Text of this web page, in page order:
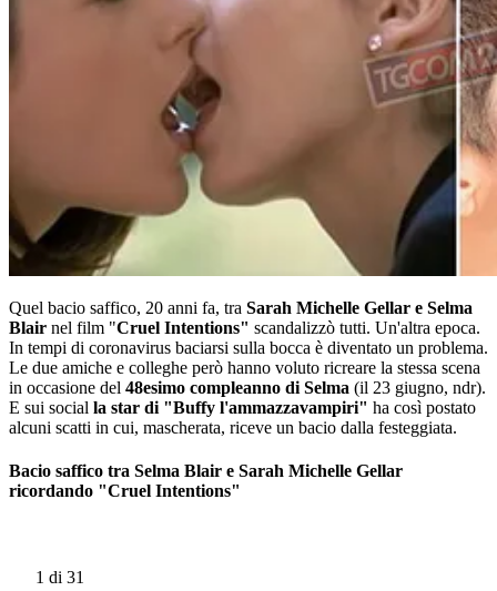
Quel bacio saffico, 20 anni fa, tra Sarah Michelle Gellar e Selma
Blair nel film "Cruel Intentions" scandalizzò tutti. Un'altra epoca.
In tempi di coronavirus baciarsi sulla bocca è diventato un problema.
Le due amiche e colleghe però hanno voluto ricreare la stessa scena
in occasione del 48esimo compleanno di Selma (il 23 giugno, ndr).
E sui social la star di "Buffy l'ammazzavampiri" ha così postato
alcuni scatti in cui, mascherata, riceve un bacio dalla festeggiata.
Bacio saffico tra Selma Blair e Sarah Michelle Gellar
ricordando "Cruel Intentions"
1 di 31